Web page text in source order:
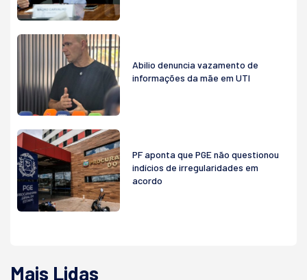
Abilio denuncia vazamento de
informações da mãe em UTI
PF aponta que PGE não questionou
indícios de irregularidades em
acordo
Mais Lidas